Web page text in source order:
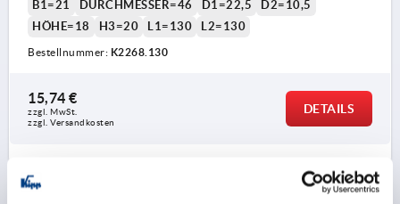
2) Blechstärke max. 2,5mm
B1=21 DURCHMESSER=46 D1=22,5
D2=10,5
HÖHE=18
H3=20 L1=130 L2=130
Bestellnummer: K2268.130
15,74 €
zzgl. MwSt.
zzgl. Versandkosten
DETAILS
PRODUKTDETAILS